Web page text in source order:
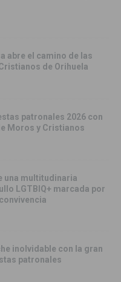
abre el camino de las
de Orihuela
patronales 2026 con
Moros y Cristianos
una multitudinaria
LGTBIQ+ marcada por
inolvidable con la gran
patronales